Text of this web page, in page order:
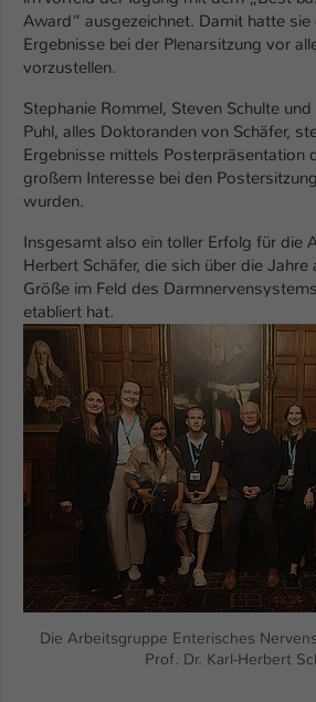
Show larger version
Die Arbeitsgruppe Enterisches
Prof. Dr. Karl-Herbert
Award“ ausgezeichnet. Damit hatte
Ergebnisse bei der Plenarsitzung vor
vorzustellen.
Stephanie Rommel, Steven Schulte
Puhl, alles Doktoranden von Schäfer,
Ergebnisse mittels Posterpräsentation
großem Interesse bei den
wurden.
Insgesamt also ein toller Erfolg für die
Herbert Schäfer, die sich über die Jahre
Größe im Feld des
etabliert hat.
Zweck
Einstellungen. Unter
generierte ID, für die
Speicherung Ihrer
Betreiber dies
Name fe_typo_user /
Laufzeit 1 Woche
Zweck
Cookie von TYPO3.
eines Intranet-Logins
kann der eingeloggte
wiedererkannt
Zugang zu
gewährt.
Name be_typo_user
Anbieter TYPO3
Laufzeit 1 Tag